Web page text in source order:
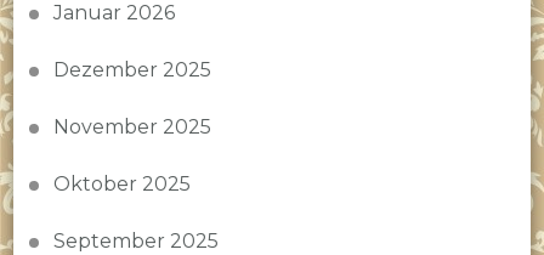
Januar 2026
Dezember 2025
November 2025
Oktober 2025
September 2025